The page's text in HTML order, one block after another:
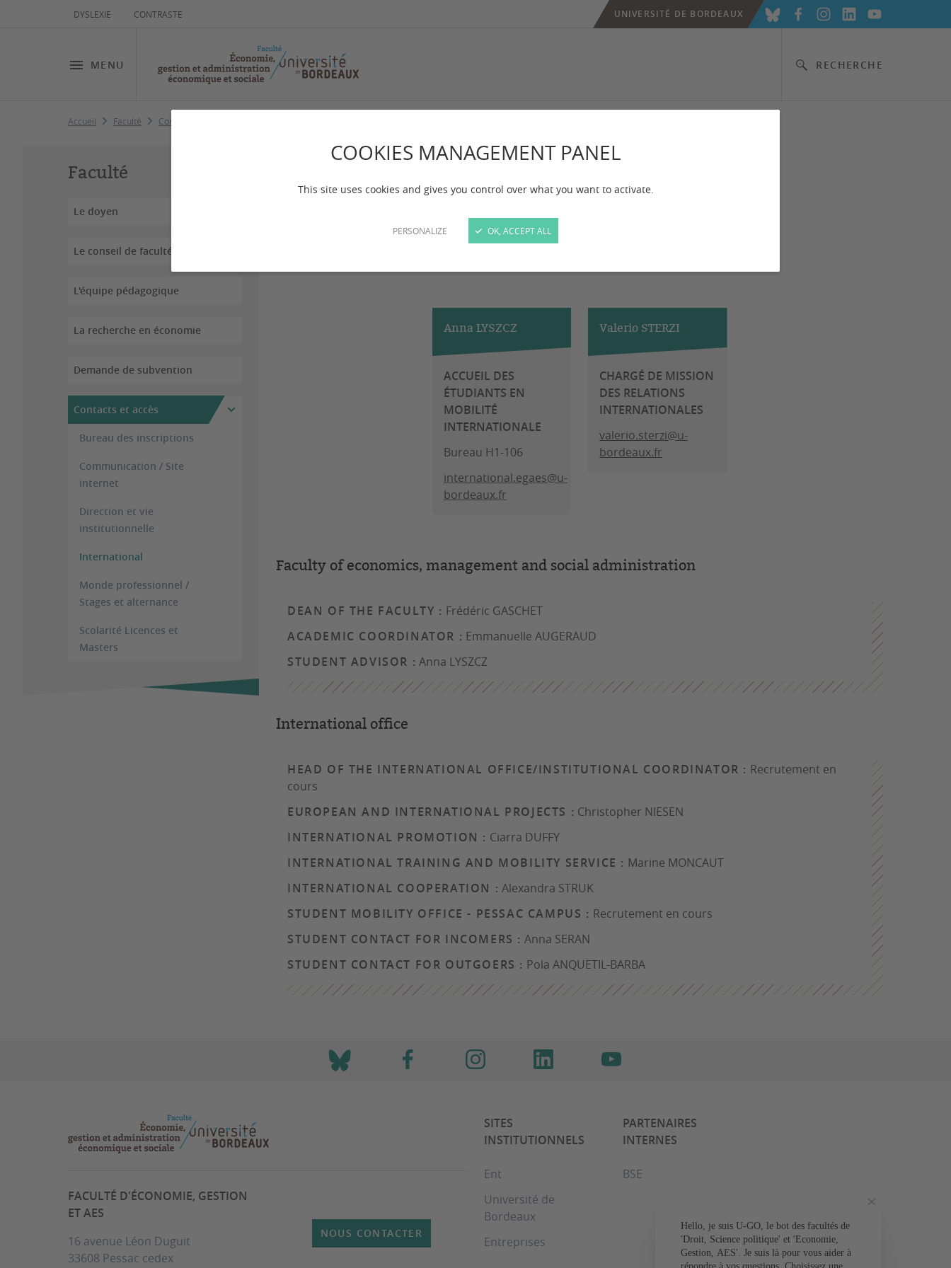
COOKIES MANAGEMENT PANEL
This site uses cookies and gives you control over what you want to activate.
PERSONALIZE OK, ACCEPT ALL
DYSLEXIE CONTRASTE
MENU RECHERCHE
UNIVERSITÉ DE BORDEAUX
Accueil Faculté Contacts et accès
Faculté
Le doyen
Le conseil de faculté
L'équipe pédagogique
La recherche en économie
Demande de subvention
Contacts et accès
Bureau des inscriptions
Communication / Site
internet
Direction et vie
institutionnelle
International
Monde professionnel /
Stages et alternance
Scolarité Licences et
Masters
International
Anna LYSZCZ
ACCUEIL DES
ÉTUDIANTS EN
MOBILITÉ
INTERNATIONALE
Bureau H1-106
international.egaes@u-
bordeaux.fr
Valerio STERZI
CHARGÉ DE MISSION
DES RELATIONS
INTERNATIONALES
valerio.sterzi@u-
bordeaux.fr
Faculty of economics, management and social administration
DEAN OF THE FACULTY : Frédéric GASCHET
ACADEMIC COORDINATOR : Emmanuelle AUGERAUD
STUDENT ADVISOR : Anna LYSZCZ
International office
HEAD OF THE INTERNATIONAL OFFICE/INSTITUTIONAL COORDINATOR : Recrutement en
cours
EUROPEAN AND INTERNATIONAL PROJECTS : Christopher NIESEN
INTERNATIONAL PROMOTION : Ciarra DUFFY
INTERNATIONAL TRAINING AND MOBILITY SERVICE : Marine MONCAUT
INTERNATIONAL COOPERATION : Alexandra STRUK
STUDENT MOBILITY OFFICE - PESSAC CAMPUS : Recrutement en cours
STUDENT CONTACT FOR INCOMERS : Anna SERAN
STUDENT CONTACT FOR OUTGOERS : Pola ANQUETIL-BARBA
FACULTÉ D'ÉCONOMIE, GESTION
ET AES
16 avenue Léon Duguit
33608 Pessac cedex
NOUS CONTACTER
SITES
INSTITUTIONNELS
Ent
Université de
Bordeaux
Entreprises
PARTENAIRES
INTERNES
BSE
Hello, je suis U-GO, le bot des facultés de
'Droit, Science politique' et 'Economie,
Gestion, AES'. Je suis là pour vous aider à